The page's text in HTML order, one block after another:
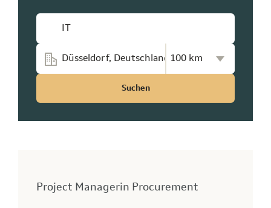
Suchen
Project Managerin Procurement